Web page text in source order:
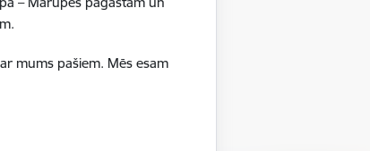
mums pašiem. Mēs esam